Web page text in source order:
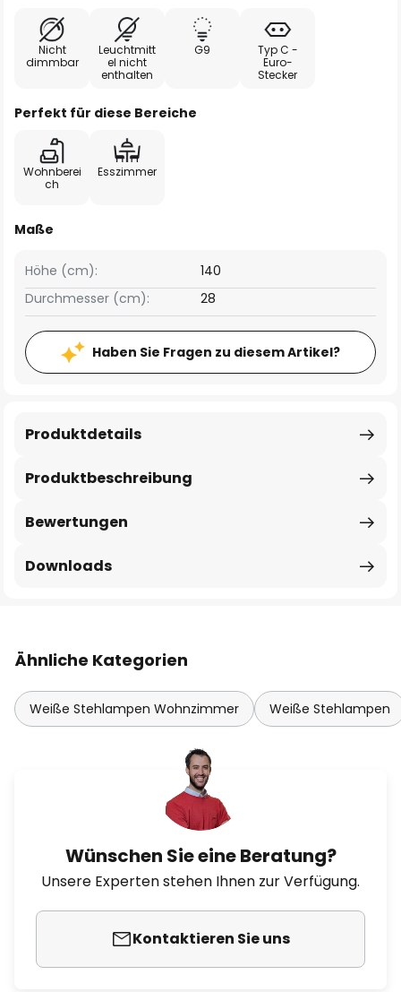
Nicht
dimmbar
Leuchtmitt
el nicht
enthalten
G9
Typ C -
Euro-
Stecker
Perfekt für diese Bereiche
Wohnberei
ch
Esszimmer
Maße
Höhe (cm):
140
Durchmesser (cm):
28
Haben Sie Fragen zu diesem Artikel?
Produktbeschreibung
Produktdetails
Bewertungen
Downloads
Ähnliche Kategorien
Weiße Stehlampen Wohnzimmer Weiße Stehlampen
Wünschen Sie eine Beratung?
Unsere Experten stehen Ihnen zur Verfügung.
Kontaktieren Sie uns